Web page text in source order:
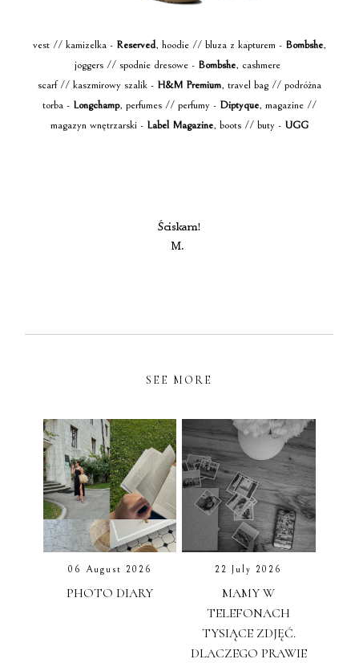
vest // kamizelka - Reserved, hoodie // bluza z kapturem - Bombshe,
joggers // spodnie dresowe - Bombshe, cashmere
scarf // kaszmirowy szalik - H&M Premium, travel bag // podróżna
torba - Longchamp, perfumes // perfumy - Diptyque, magazine //
magazyn wnętrzarski - Label Magazine, boots // buty - UGG
Ściskam!
M.
SEE MORE
06 August 2026
PHOTO DIARY
22 July 2026
MAMY W
TELEFONACH
TYSIĄCE ZDJĘĆ.
DLACZEGO PRAWIE